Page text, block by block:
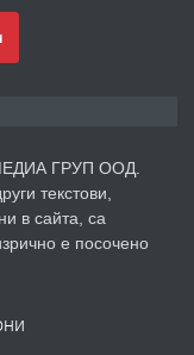
преди 5 дни
гр. Хасково кв.
ГРУП ООД.
текстови,
в сайта, са
е посочено